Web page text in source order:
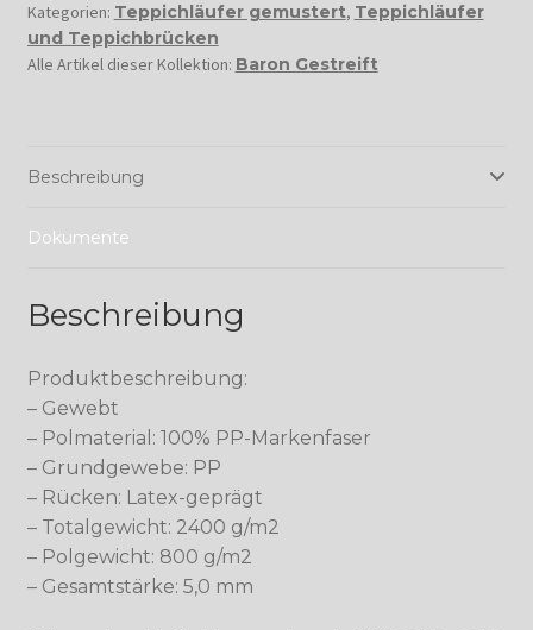
Kategorien: Teppichläufer gemustert, Teppichläufer
und Teppichbrücken
Alle Artikel dieser Kollektion: Baron Gestreift
Beschreibung
Dokumente
Beschreibung
Produktbeschreibung:
– Gewebt
– Polmaterial: 100% PP-Markenfaser
– Grundgewebe: PP
– Rücken: Latex-geprägt
– Totalgewicht: 2400 g/m2
– Polgewicht: 800 g/m2
– Gesamtstärke: 5,0 mm